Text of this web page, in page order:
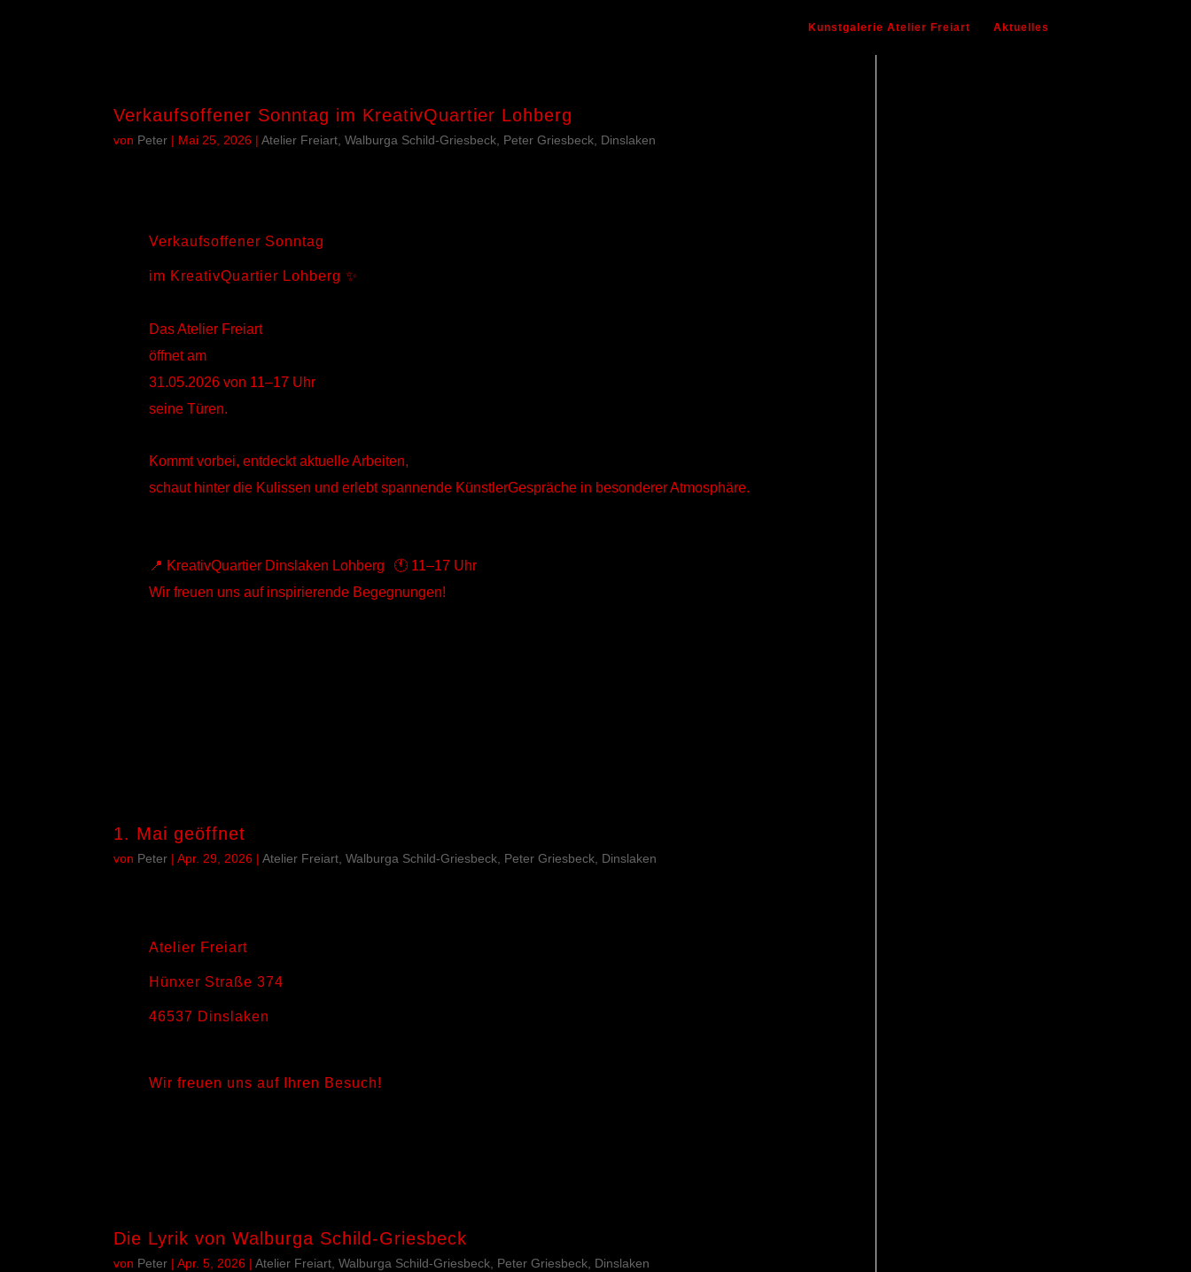
Kunstgalerie Atelier Freiart Aktuelles
Verkaufsoffener Sonntag im KreativQuartier Lohberg
von Peter| Mai 25, 2026 | Atelier Freiart, Walburga Schild-Griesbeck, Peter Griesbeck, Dinslaken
Verkaufsoffener Sonntag
im KreativQuartier Lohberg ✨
Das Atelier Freiart
öffnet am
31.05.2026 von 11–17 Uhr
seine Türen.
Kommt vorbei, entdeckt aktuelle Arbeiten,
schaut hinter die Kulissen und erlebt spannende KünstlerGespräche in besonderer Atmosphäre.
📍 KreativQuartier Dinslaken Lohberg 🕚 11–17 Uhr
Wir freuen uns auf inspirierende Begegnungen!
1. Mai geöffnet
von Peter| Apr. 29, 2026 | Atelier Freiart, Walburga Schild-Griesbeck, Peter Griesbeck, Dinslaken
Atelier Freiart
Hünxer Straße 374
46537 Dinslaken
Wir freuen uns auf Ihren Besuch!
Die Lyrik von Walburga Schild-Griesbeck
von Peter| Apr. 5, 2026 | Atelier Freiart, Walburga Schild-Griesbeck, Peter Griesbeck, Dinslaken